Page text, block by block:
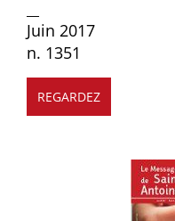
Juin 2017
n. 1351
REGARDEZ